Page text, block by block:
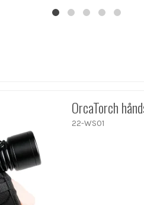
OrcaTorch
22-WS01